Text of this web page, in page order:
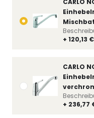
CARLO
+ 120,13 €
CARLO
+ 236,77